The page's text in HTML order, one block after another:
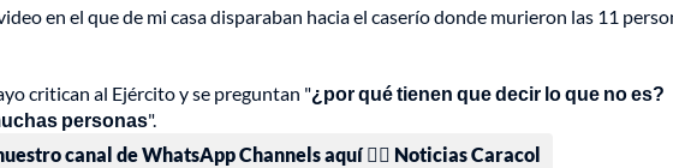
en el que de mi casa disparaban hacia el caserío donde murieron las 11
critican al Ejército y se preguntan "¿por qué tienen que decir lo que no es?
personas".
canal de WhatsApp Channels aquí 👉🏻 Noticias Caracol